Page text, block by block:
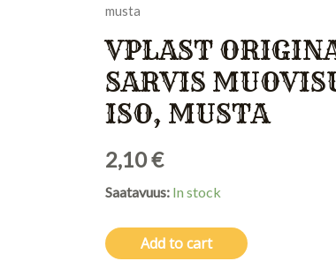
musta
VPLAST
SARVIS
ISO, MUSTA
2,10€
Saatavuus: In stock
Add to cart